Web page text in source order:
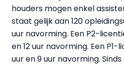
houders mogen enkel
staat gelijk aan 120
uur navorming. Een P2-
en 12 uur navorming. Een
uur en 9 uur navorming.